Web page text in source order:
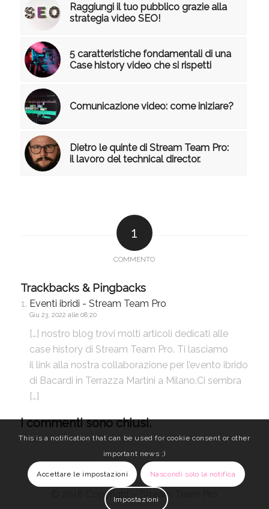
Raggiungi il tuo pubblico grazie alla
strategia video SEO!
5 caratteristiche fondamentali di una
Case history video che si rispetti
Comunicazione video: come iniziare?
Dietro le quinte di Stream Team Pro:
il lavoro del technical director.
1
COMMENTO
Trackbacks & Pingbacks
Eventi ibridi - Stream Team Pro
Giu 23, 2022 alle 08:20
[…] nostro blog trovi molti articoli dedicati alle
case history di Stream Team Pro. Ti lasciamo
il link alla nostra collaborazione per l’evento ibrido
di Bacardi in Terrazza Martini a Milano.Ci sembra
[…]
I commenti sono chiusi.
© 2018 Copyright – Stream Team Pro
This is a notification that can be used for cookie consent or other
important news ;)
Accettare le impostazioni Nascondi solo la notifica
Impostazioni